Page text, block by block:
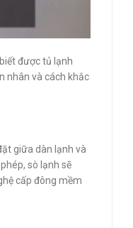
được tủ lạnh
nhân và cách khắc
giữa dàn lạnh và
sò lạnh sẽ
cấp đông mềm